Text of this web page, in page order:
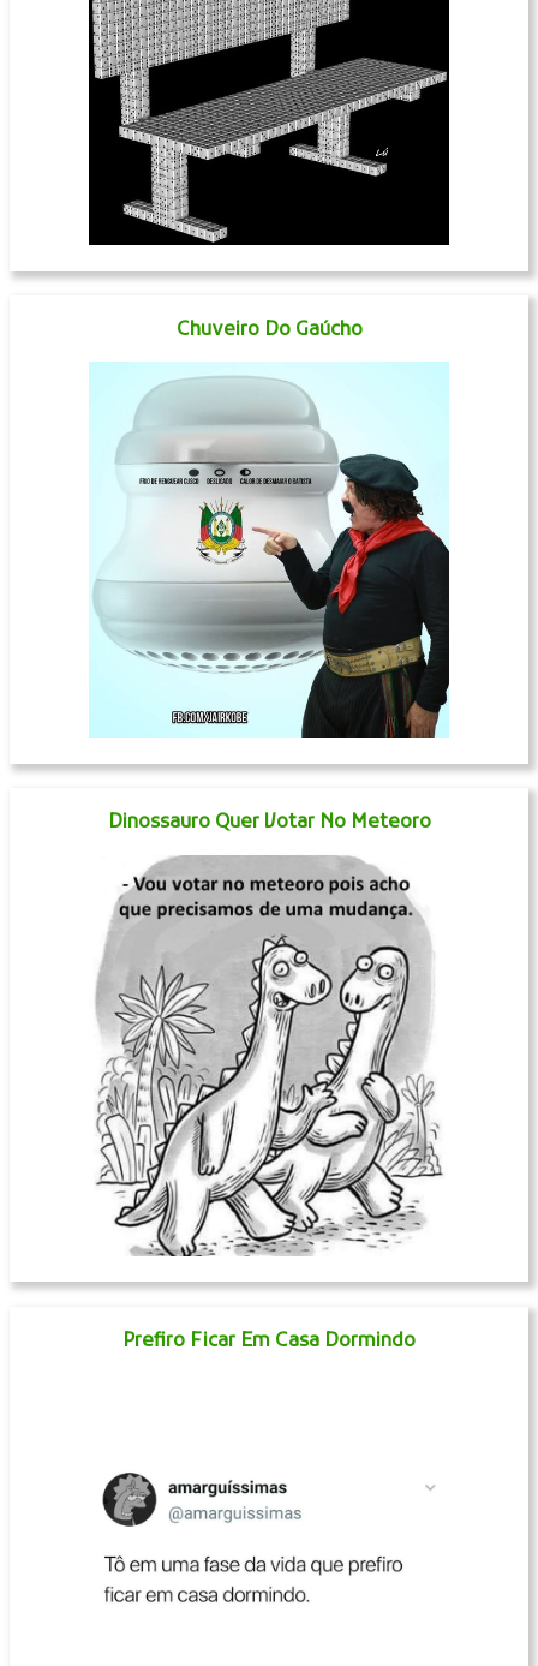
Chuveiro Do Gaúcho
Dinossauro Quer Votar No Meteoro
Prefiro Ficar Em Casa Dormindo